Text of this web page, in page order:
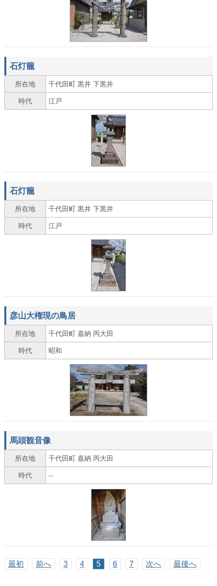
石灯籠
所在地 千代田町 黒井 下黒井
時代 江戸
石灯籠
所在地 千代田町 黒井 下黒井
時代 江戸
彦山大権現の鳥居
所在地 千代田町 嘉納 丙大田
時代 昭和
馬頭観音像
所在地 千代田町 嘉納 丙大田
時代 --
最初 前へ 3 4 5 6 7 次へ 最後へ